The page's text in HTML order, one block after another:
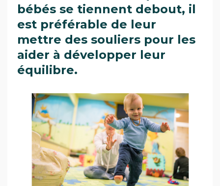
bébés se tiennent debout, il
est préférable de leur
mettre des souliers pour les
aider à développer leur
équilibre.